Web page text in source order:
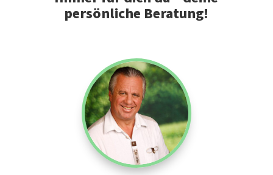
persönliche Beratung!